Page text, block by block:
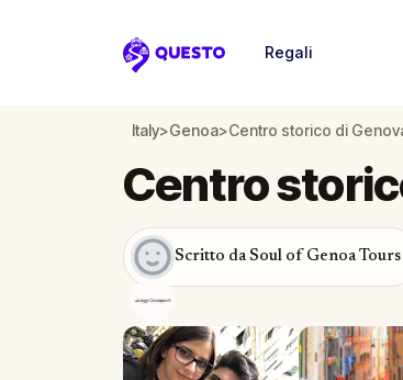
Questo
Regali
Italy>Genoa>Centro storico di
Centro
Scritto da Soul of Genoa Tours